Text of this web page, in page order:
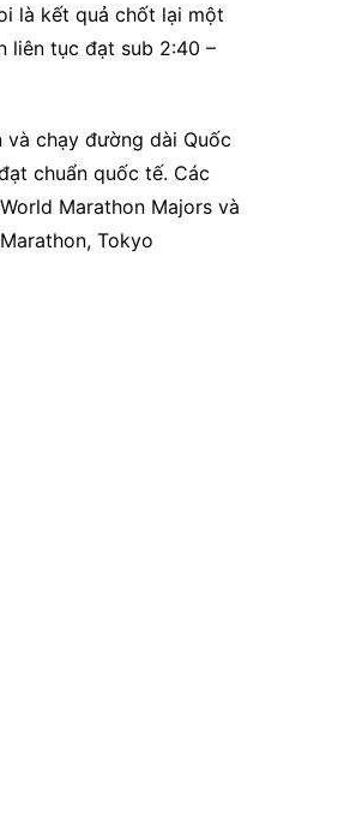
là kết quả chốt lại một
liên tục đạt sub 2:40 –
chạy đường dài Quốc
chuẩn quốc tế. Các
Marathon Majors và
Tokyo